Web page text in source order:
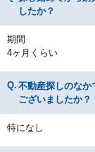
したか？
期間
4ヶ月くらい
不動産探しのなか
ございましたか？
特になし